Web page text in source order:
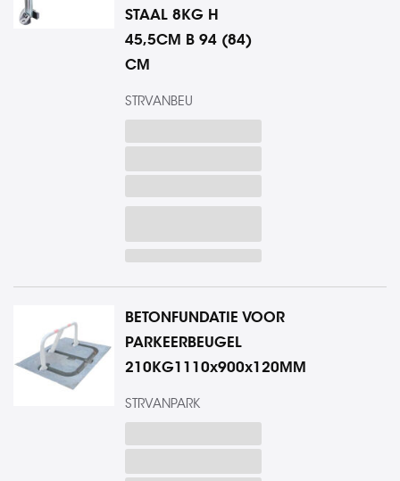
STAAL 8KG H
45,5CM B 94 (84)
CM
STRVANBEU
BETONFUNDATIE VOOR
PARKEERBEUGEL
210KG1110x900x120MM
STRVANPARK